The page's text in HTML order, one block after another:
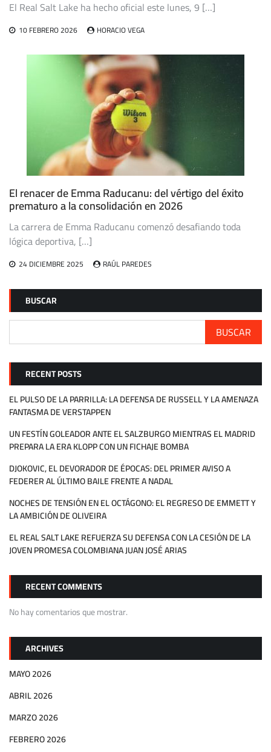
El Real Salt Lake ha hecho oficial este lunes, 9 […]
10 FEBRERO 2026 HORACIO VEGA
El renacer de Emma Raducanu: del vértigo del éxito
prematuro a la consolidación en 2026
La carrera de Emma Raducanu comenzó desafiando toda
lógica deportiva, […]
24 DICIEMBRE 2025 RAÚL PAREDES
BUSCAR
BUSCAR
RECENT POSTS
EL PULSO DE LA PARRILLA: LA DEFENSA DE RUSSELL Y LA AMENAZA
FANTASMA DE VERSTAPPEN
UN FESTÍN GOLEADOR ANTE EL SALZBURGO MIENTRAS EL MADRID
PREPARA LA ERA KLOPP CON UN FICHAJE BOMBA
DJOKOVIC, EL DEVORADOR DE ÉPOCAS: DEL PRIMER AVISO A
FEDERER AL ÚLTIMO BAILE FRENTE A NADAL
NOCHES DE TENSIÓN EN EL OCTÁGONO: EL REGRESO DE EMMETT Y
LA AMBICIÓN DE OLIVEIRA
EL REAL SALT LAKE REFUERZA SU DEFENSA CON LA CESIÓN DE LA
JOVEN PROMESA COLOMBIANA JUAN JOSÉ ARIAS
RECENT COMMENTS
No hay comentarios que mostrar.
ARCHIVES
MAYO 2026
ABRIL 2026
MARZO 2026
FEBRERO 2026